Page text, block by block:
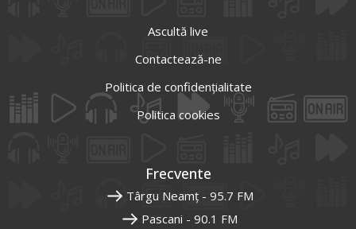
Ascultă live
Contactează-ne
Politica de confidențialitate
Politica cookies
Frecvente
Târgu Neamț - 95.7 FM
Pascani - 90.1 FM